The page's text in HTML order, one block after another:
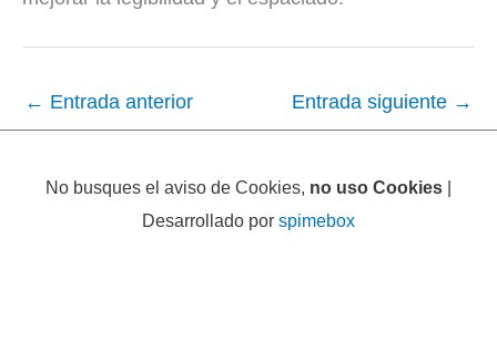
← Entrada anterior Entrada siguiente →
No busques el aviso de Cookies, no uso Cookies |
Desarrollado por spimebox